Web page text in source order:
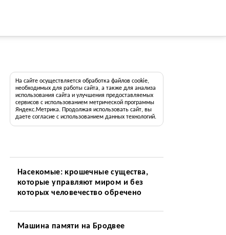
На сайте осуществляется обработка файлов cookie,
необходимых для работы сайта, а также для анализа
использования сайта и улучшения предоставляемых
сервисов с использованием метрической программы
Яндекс.Метрика. Продолжая использовать сайт, вы
даете согласие с использованием данных технологий.
Насекомые: крошечные существа,
которые управляют миром и без
которых человечество обречено
Машина памяти на Бродвее